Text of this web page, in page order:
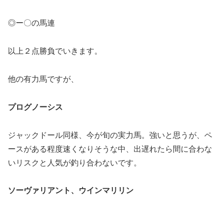
◎ー〇の馬連
以上２点勝負でいきます。
他の有力馬ですが、
プログノーシス
ジャックドール同様、今が旬の実力馬。強いと思うが、ペ
ースがある程度速くなりそうな中、出遅れたら間に合わな
いリスクと人気が釣り合わないです。
ソーヴァリアント、ウインマリリン